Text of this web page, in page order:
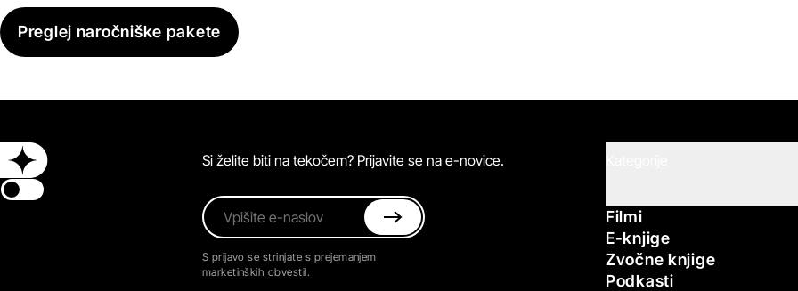
Preglej naročniške pakete
Switch theme
Filmi
E-knjige
Zvočne knjige
Podkasti
Si želite biti na tekočem? Prijavite se na e-novice.
Vpišite e-naslov
S prijavo se strinjate s prejemanjem
marketinških obvestil.